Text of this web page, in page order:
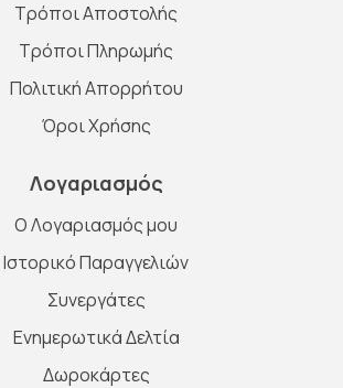
Τρόποι Αποστολής
Τρόποι Πληρωμής
Πολιτική Απορρήτου
Όροι Χρήσης
Λογαριασμός
O Λογαριασμός μου
Ιστορικό Παραγγελιών
Συνεργάτες
Ενημερωτικά Δελτία
Δωροκάρτες